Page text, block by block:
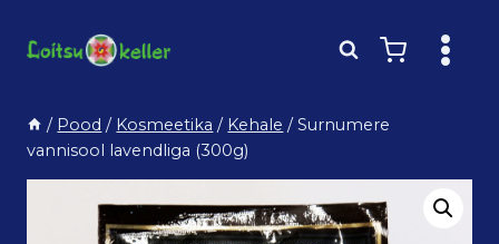
/ Pood / Kosmeetika / Kehale / Surnumere
vannisool lavendliga (300g)